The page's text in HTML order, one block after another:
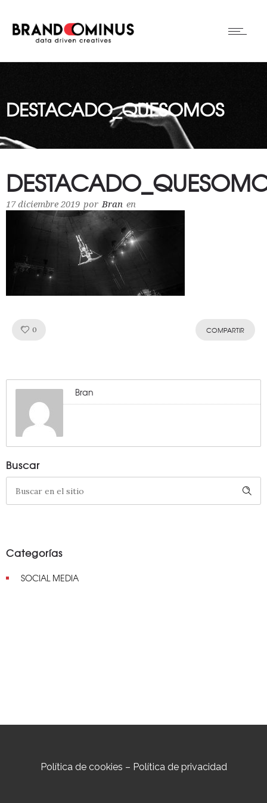
DESTACADO_QUESOMOS
17 diciembre 2019 por Bran en
0 COMPARTIR
Bran
Buscar
Categorías
SOCIAL MEDIA
Política de cookies – Política de privacidad